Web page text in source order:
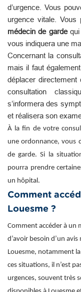
d’urgence. Vous
urgence vitale.
médecin de gardequi
vous indiquera une
Concernant la
mais il faut
déplacer
consultation
s’informera des
et réalisera son
À la fin de votre
une ordonnance, vous
de garde. Si la
pourra prendre
un hôpital.
Comment
Louesme ?
Comment accéder à un
d’avoir besoin d’un
Louesme, notamment
ces situations, il n’est
urgences, souvent très